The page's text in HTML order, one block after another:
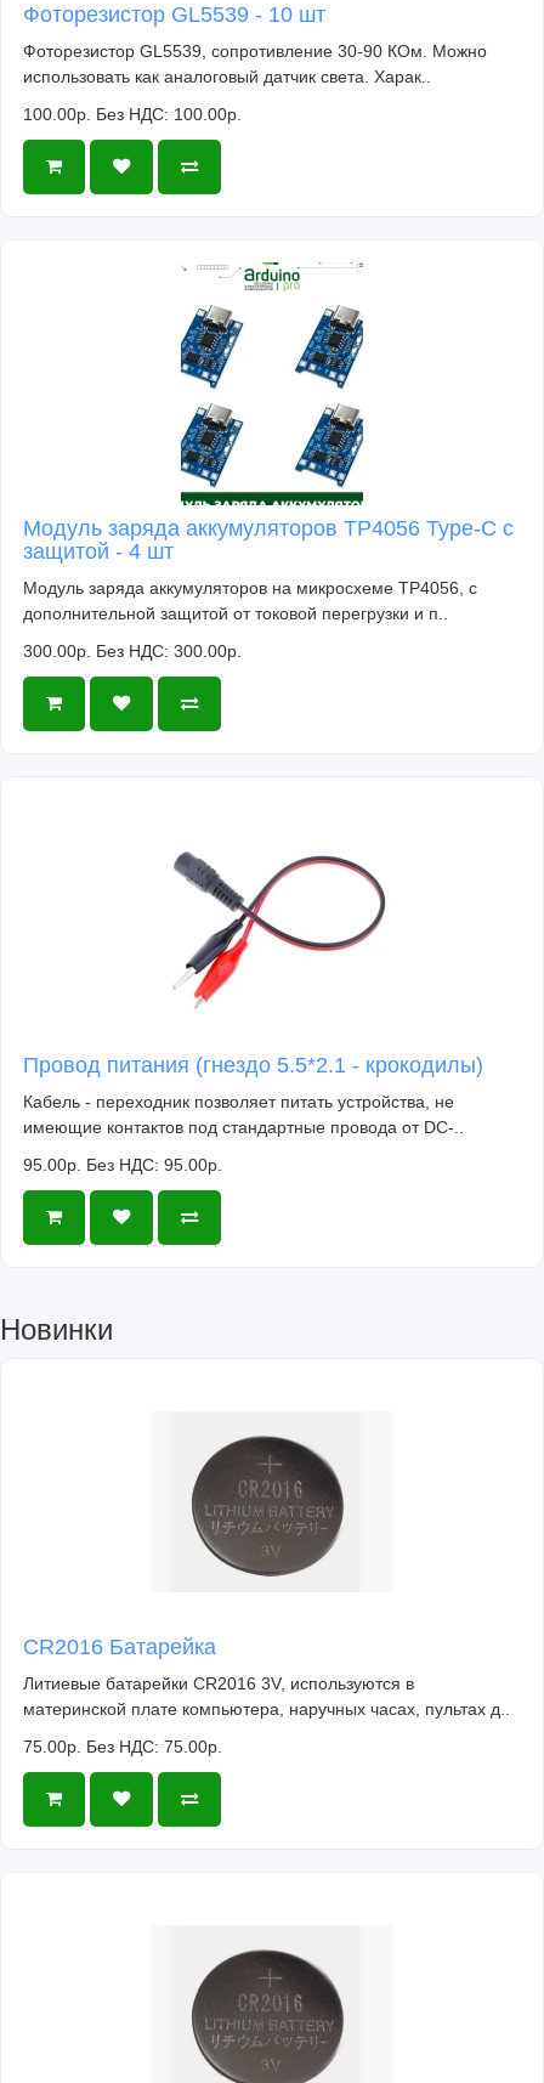
Фоторезистор GL5539 - 10 шт
Фоторезистор GL5539, сопротивление 30-90 КОм. Можно
использовать как аналоговый датчик света. Харак..
100.00р. Без НДС: 100.00р.
Модуль заряда аккумуляторов TP4056 Type-C с
защитой - 4 шт
Модуль заряда аккумуляторов на микросхеме TP4056, с
дополнительной защитой от токовой перегрузки и п..
300.00р. Без НДС: 300.00р.
Провод питания (гнездо 5.5*2.1 - крокодилы)
Кабель - переходник позволяет питать устройства, не
имеющие контактов под стандартные провода от DC-..
95.00р. Без НДС: 95.00р.
Новинки
CR2016 Батарейка
Литиевые батарейки CR2016 3V, используются в
материнской плате компьютера, наручных часах, пультах д..
75.00р. Без НДС: 75.00р.